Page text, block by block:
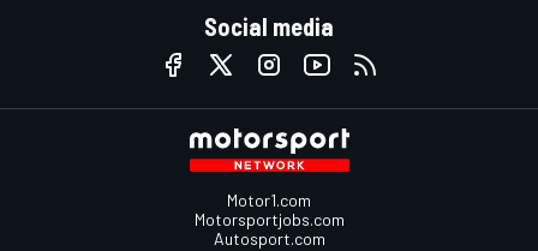
Social media
Motor1.com
Motorsportjobs.com
Autosport.com